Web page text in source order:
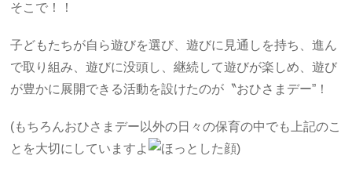
そこで！！
子どもたちが自ら遊びを選び、遊びに見通しを持ち、進ん
で取り組み、遊びに没頭し、継続して遊びが楽しめ、遊び
が豊かに展開できる活動を設けたのが〝おひさまデー”！
(もちろんおひさまデー以外の日々の保育の中でも上記のこ
とを大切にしていますよ
)